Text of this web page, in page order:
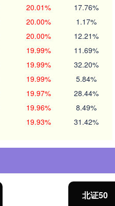
20.01% 17.76%
20.00% 1.17%
20.00% 12.21%
19.99% 11.69%
19.99% 32.20%
19.99% 5.84%
19.97% 28.44%
19.96% 8.49%
19.93% 31.42%